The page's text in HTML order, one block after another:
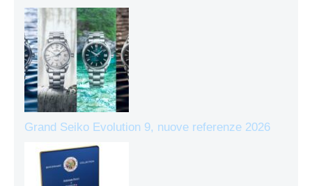
Grand Seiko Evolution 9, nuove referenze 2026